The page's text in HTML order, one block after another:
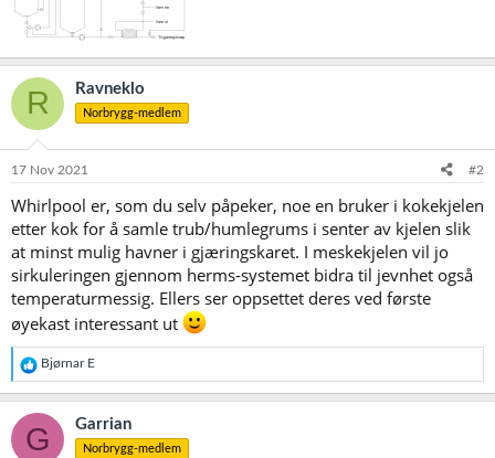
R Ravneklo
Norbrygg-medlem
17 Nov 2021 #2
Whirlpool er, som du selv påpeker, noe en bruker i kokekjelen
etter kok for å samle trub/humlegrums i senter av kjelen slik
at minst mulig havner i gjæringskaret. I meskekjelen vil jo
sirkuleringen gjennom herms-systemet bidra til jevnhet også
temperaturmessig. Ellers ser oppsettet deres ved første
øyekast interessant ut
R
e
a
k
s
j
Bjørnar E
G Garrian
Norbrygg-medlem